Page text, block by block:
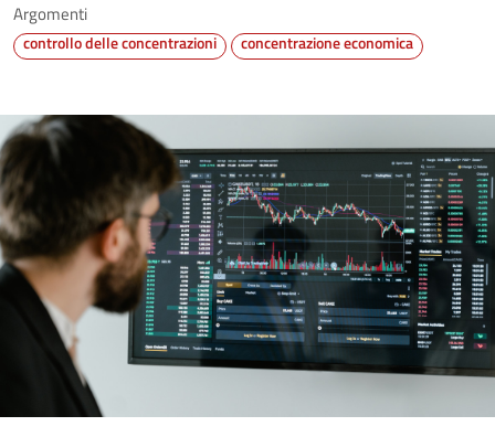
Argomenti
controllo delle concentrazioni concentrazione economica